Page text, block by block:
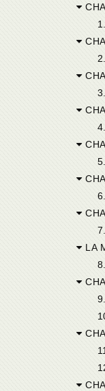
1.
2.
3.
4.
5.
6.
CHAPITRE
7.
LA
8.
CHAPITRE
9.